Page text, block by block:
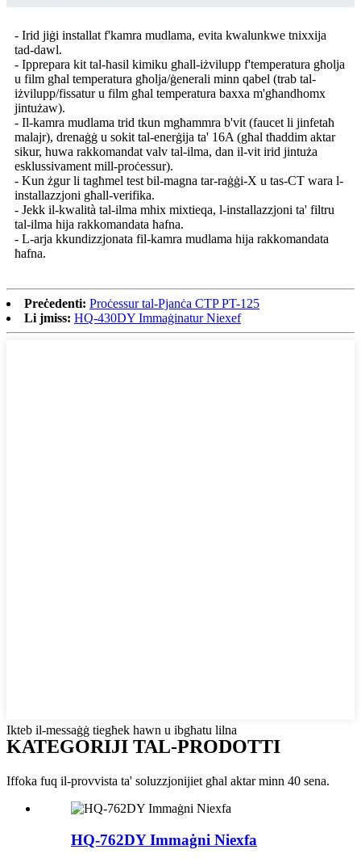
- Irid jiġi installat f'kamra mudlama, evita kwalunkwe tnixxija
tad-dawl.
- Ipprepara kit tal-ħasil kimiku għall-iżvilupp f'temperatura għolja
u film għal temperatura għolja/ġenerali minn qabel (trab tal-
iżvilupp/fissatur u film għal temperatura baxxa m'għandhomx
jintużaw).
- Il-kamra mudlama trid tkun mgħammra b'vit (faucet li jinfetaħ
malajr), drenaġġ u sokit tal-enerġija ta' 16A (għal tħaddim aktar
sikur, huwa rakkomandat valv tal-ilma, dan il-vit irid jintuża
esklussivament mill-proċessur).
- Kun żgur li tagħmel test bil-magna tar-raġġi-X u tas-CT wara l-
installazzjoni għall-verifika.
- Jekk il-kwalità tal-ilma mhix mixtieqa, l-installazzjoni ta' filtru
tal-ilma hija rakkomandata ħafna.
- L-arja kkundizzjonata fil-kamra mudlama hija rakkomandata
ħafna.
Preċedenti: Proċessur tal-Pjanċa CTP PT-125
Li jmiss: HQ-430DY Immaġinatur Niexef
Ikteb il-messaġġ tiegħek hawn u ibgħatu lilna
KATEGORIJI TAL-PRODOTTI
Iffoka fuq il-provvista ta' soluzzjonijiet għal aktar minn 40 sena.
HQ-762DY Immaġni Niexfa